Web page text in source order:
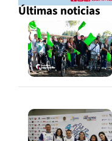
Últimas noticias